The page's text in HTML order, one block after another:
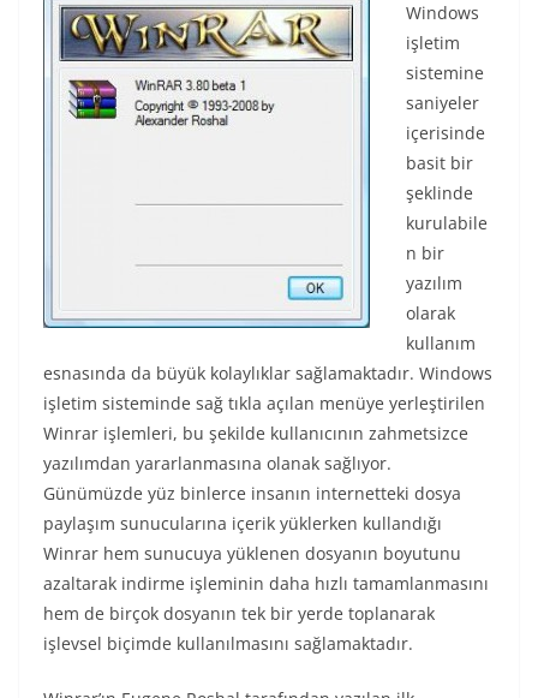
Windows
işletim
sistemine
saniyeler
içerisinde
basit bir
şeklinde
kurulabile
n bir
yazılım
olarak
kullanım
esnasında da büyük kolaylıklar sağlamaktadır. Windows
işletim sisteminde sağ tıkla açılan menüye yerleştirilen
Winrar işlemleri, bu şekilde kullanıcının zahmetsizce
yazılımdan yararlanmasına olanak sağlıyor.
Günümüzde yüz binlerce insanın internetteki dosya
paylaşım sunucularına içerik yüklerken kullandığı
Winrar hem sunucuya yüklenen dosyanın boyutunu
azaltarak indirme işleminin daha hızlı tamamlanmasını
hem de birçok dosyanın tek bir yerde toplanarak
işlevsel biçimde kullanılmasını sağlamaktadır.